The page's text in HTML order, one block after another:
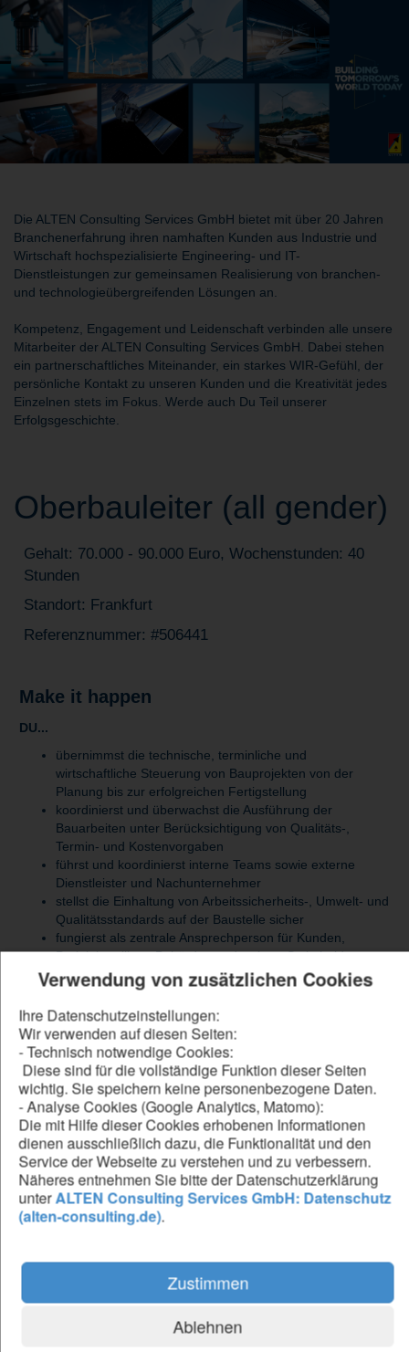
Verwendung von zusätzlichen Cookies
Ihre Datenschutzeinstellungen:
Wir verwenden auf diesen Seiten:
- Technisch notwendige Cookies:
Diese sind für die vollständige Funktion dieser Seiten
wichtig. Sie speichern keine personenbezogene Daten.
- Analyse Cookies (Google Analytics, Matomo):
Die mit Hilfe dieser Cookies erhobenen Informationen
dienen ausschließlich dazu, die Funktionalität und den
Service der Webseite zu verstehen und zu verbessern.
Näheres entnehmen Sie bitte der Datenschutzerklärung
unterALTEN Consulting Services GmbH: Datenschutz
(alten-consulting.de).
Zustimmen
Ablehnen
Die ALTEN Consulting Services GmbH bietet mit über 20 Jahren
Branchenerfahrung ihren namhaften Kunden aus Industrie und
Wirtschaft hochspezialisierte Engineering- und IT-
Dienstleistungen zur gemeinsamen Realisierung von branchen-
und technologieübergreifenden Lösungen an.
Kompetenz, Engagement und Leidenschaft verbinden alle unsere
Mitarbeiter der ALTEN Consulting Services GmbH. Dabei stehen
ein partnerschaftliches Miteinander, ein starkes WIR-Gefühl, der
persönliche Kontakt zu unseren Kunden und die Kreativität jedes
Einzelnen stets im Fokus. Werde auch Du Teil unserer
Erfolgsgeschichte.
Oberbauleiter (all gender)
Gehalt: 70.000 - 90.000 Euro, Wochenstunden: 40
Stunden
Standort: Frankfurt
Referenznummer: #506441
Make it happen
DU...
übernimmst die technische, terminliche und
wirtschaftliche Steuerung von Bauprojekten von der
Planung bis zur erfolgreichen Fertigstellung
koordinierst und überwachst die Ausführung der
Bauarbeiten unter Berücksichtigung von Qualitäts-,
Termin- und Kostenvorgaben
führst und koordinierst interne Teams sowie externe
Dienstleister und Nachunternehmer
stellst die Einhaltung von Arbeitssicherheits-, Umwelt- und
Qualitätsstandards auf der Baustelle sicher
fungierst als zentrale Ansprechperson für Kunden,
Projektbeteiligte, Behörden und weitere Stakeholder
erstellst und pflegst Bauzeitenpläne, Projektberichte,
Dokumentationen und Protokolle
erkennst Optimierungspotenziale im Bauablauf und setzt
Maßnahmen zur kontinuierlichen Verbesserung um
Be our forward thinker
DU...
hast ein abgeschlossenes Studium im
Bauingenieurwesen, eine Weiterbildung zum
Bautechniker (all gender) oder eine vergleichbare
Qualifikation
verfügst über fundierte Berufserfahrung in der Bauleitung,
bringst Kenntnisse in der Steuerung und Koordination
komplexer Bauprojekte mit
arbeitest eigenverantwortlich, strukturiert und